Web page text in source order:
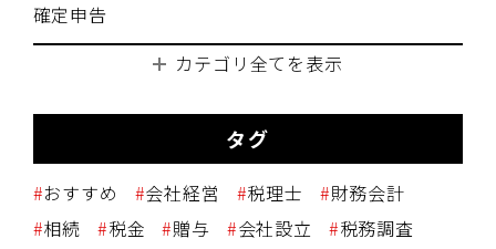
確定申告
カテゴリ全てを表示
タグ
おすすめ 会社経営 税理士
財務会計
相続
税金 贈与 会社設立
税務調査